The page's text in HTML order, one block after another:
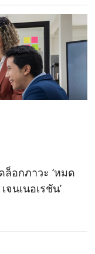
อกภาวะ ‘หมด
จนเนอเรชัน’